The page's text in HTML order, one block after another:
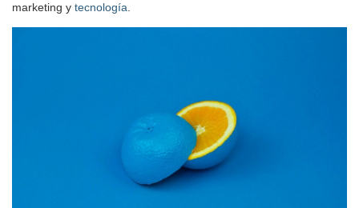
marketing y tecnología.